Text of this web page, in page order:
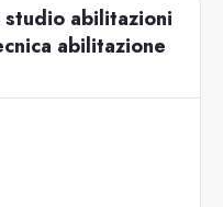
abilitazioni
abilitazione